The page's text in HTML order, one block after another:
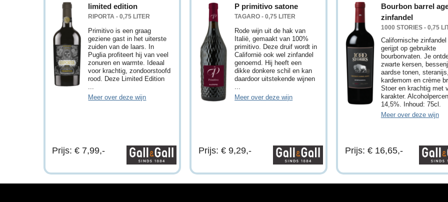
limited edition
RIPORTA - 0,75 LITER
Primitivo is een graag
geziene gast in het uiterste
zuiden van de laars. In
Puglia profiteert hij van veel
zonuren en warmte. Ideaal
voor krachtig, zondoorstoofd
rood. Deze Limited Edition
Meer over deze wijn
Prijs: € 7,99,-
P primitivo satone
TAGARO - 0,75 LITER
Rode wijn uit de hak van
Italië, gemaakt van 100%
primitivo. Deze druif wordt in
Californië ook wel zinfandel
genoemd. Hij heeft een
dikke donkere schil en kan
daardoor uitstekende wijnen
Meer over deze wijn
Prijs: € 9,29,-
Bourbon barrel
zinfandel
1000 STORIES - 0,75
Californische zinfandel
gerijpt op gebruikte
bourbonvaten. Je
zwarte kersen,
aardse tonen,
kardemom en crème
Stoer en krachtig met
karakter.
14,5%. Inhoud: 75cl.
Meer over deze wijn
Prijs: € 16,65,-